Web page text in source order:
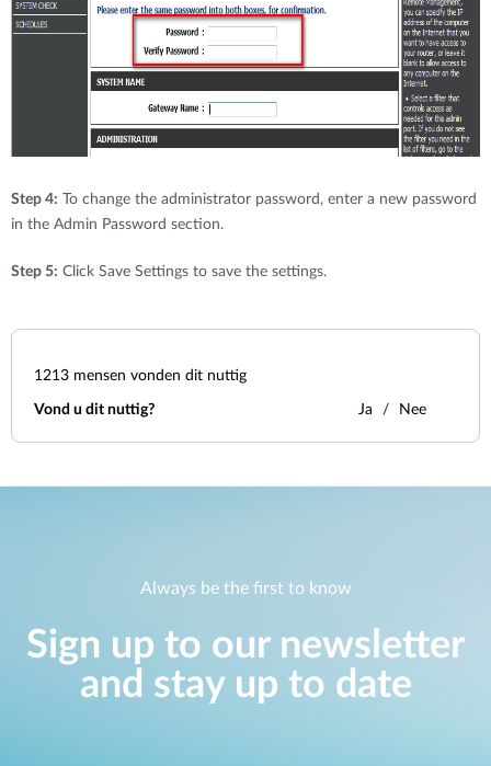
Step 4: To change the administrator password, enter a new password
in the Admin Password section.
Step 5: Click Save Settings to save the settings.
1213 mensen vonden dit nuttig
Vond u dit nuttig? Ja Nee
Always be the first to know
Sign up to our newsletter
and stay up to date